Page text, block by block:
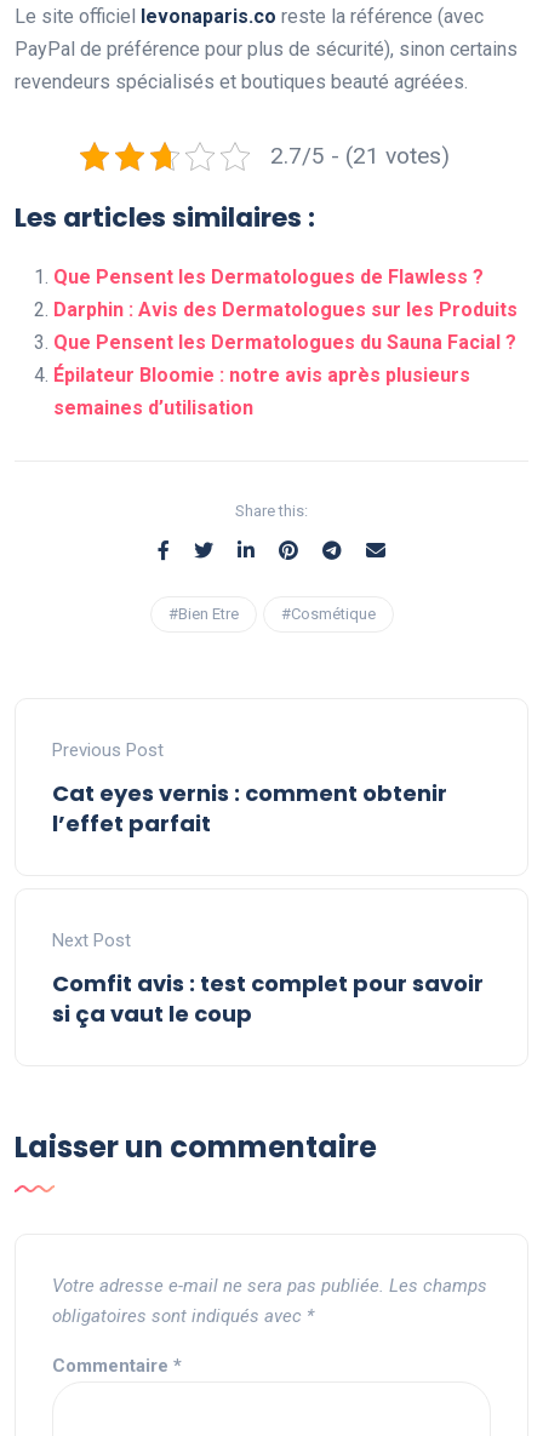
Le site officiel levonaparis.co reste la référence (avec
PayPal de préférence pour plus de sécurité), sinon certains
revendeurs spécialisés et boutiques beauté agréées.
2.7/5 - (21 votes)
Les articles similaires :
Que Pensent les Dermatologues de Flawless ?
Darphin : Avis des Dermatologues sur les Produits
Que Pensent les Dermatologues du Sauna Facial ?
Épilateur Bloomie : notre avis après plusieurs
semaines d’utilisation
Share this:
#Bien Etre #Cosmétique
Previous Post
Cat eyes vernis : comment obtenir
l’effet parfait
Next Post
Comfit avis : test complet pour savoir
si ça vaut le coup
Laisser un commentaire
Votre adresse e-mail ne sera pas publiée. Les champs
obligatoires sont indiqués avec *
Commentaire *